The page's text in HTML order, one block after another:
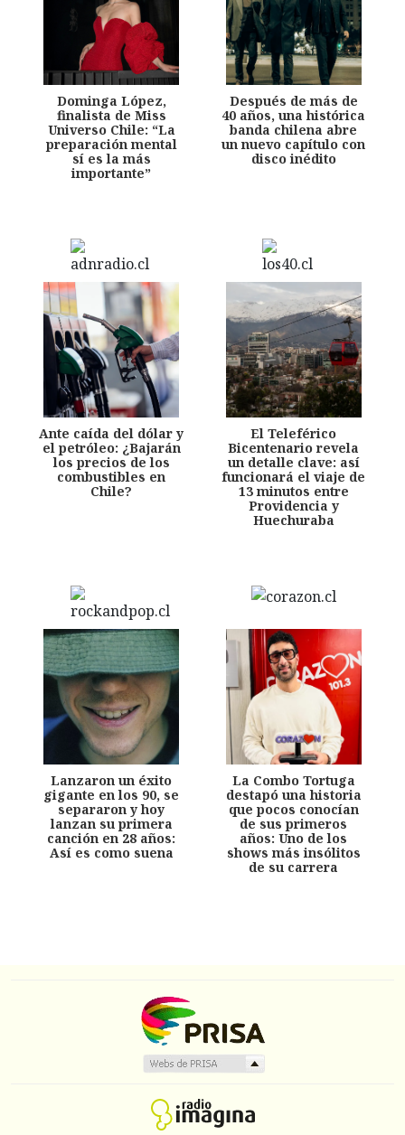
Dominga López,
finalista de Miss
Universo Chile: “La
preparación mental
sí es la más
importante”
Después de más de
40 años, una histórica
banda chilena abre
un nuevo capítulo con
disco inédito
Ante caída del dólar y
el petróleo: ¿Bajarán
los precios de los
combustibles en
Chile?
El Teleférico
Bicentenario revela
un detalle clave: así
funcionará el viaje de
13 minutos entre
Providencia y
Huechuraba
Lanzaron un éxito
gigante en los 90, se
separaron y hoy
lanzan su primera
canción en 28 años:
Así es como suena
La Combo Tortuga
destapó una historia
que pocos conocían
de sus primeros
años: Uno de los
shows más insólitos
de su carrera